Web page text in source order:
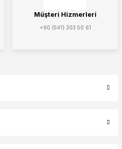
Müşteri Hizmerleri
+90 (541) 303 50 61